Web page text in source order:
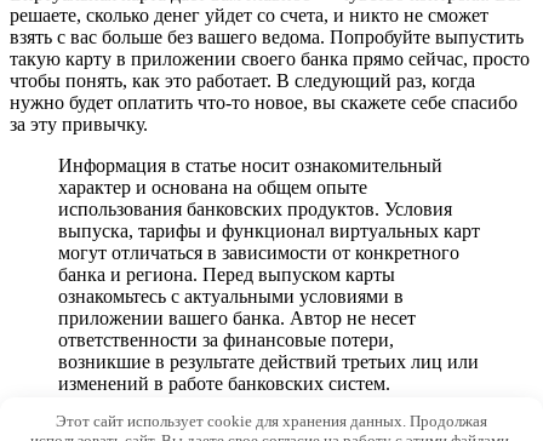
решаете, сколько денег уйдет со счета, и никто не сможет
взять с вас больше без вашего ведома. Попробуйте выпустить
такую карту в приложении своего банка прямо сейчас, просто
чтобы понять, как это работает. В следующий раз, когда
нужно будет оплатить что-то новое, вы скажете себе спасибо
за эту привычку.
Информация в статье носит ознакомительный
характер и основана на общем опыте
использования банковских продуктов. Условия
выпуска, тарифы и функционал виртуальных карт
могут отличаться в зависимости от конкретного
банка и региона. Перед выпуском карты
ознакомьтесь с актуальными условиями в
приложении вашего банка. Автор не несет
ответственности за финансовые потери,
возникшие в результате действий третьих лиц или
изменений в работе банковских систем.
© 2026 Platejigid.ru
Этот сайт использует cookie для хранения данных. Продолжая